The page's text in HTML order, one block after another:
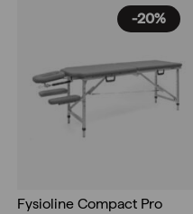
-20%
Fysioline Compact Pro